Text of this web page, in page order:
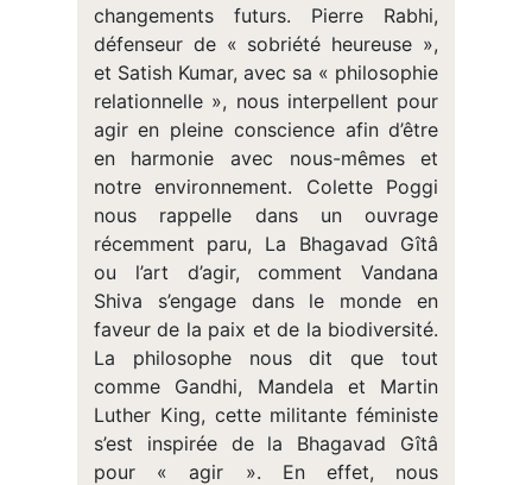
changements futurs. Pierre Rabhi,
défenseur de « sobriété heureuse »,
et Satish Kumar, avec sa « philosophie
relationnelle », nous interpellent pour
agir en pleine conscience afin d’être
en harmonie avec nous-mêmes et
notre environnement. Colette Poggi
nous rappelle dans un ouvrage
récemment paru, La Bhagavad Gîtâ
ou l’art d’agir, comment Vandana
Shiva s’engage dans le monde en
faveur de la paix et de la biodiversité.
La philosophe nous dit que tout
comme Gandhi, Mandela et Martin
Luther King, cette militante féministe
s’est inspirée de la Bhagavad Gîtâ
pour « agir ». En effet, nous